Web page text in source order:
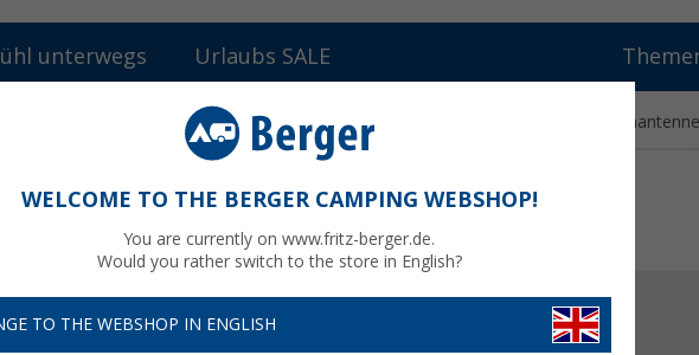
unterwegs Urlaubs SALE
Kathrein CAR 4G LTE WLAN Router Set mit Dual-SIM Funktion und Außenantenne
Set mit Dual-SIM Funktion und
UVP499,- €
199,- €
WELCOME TO THE BERGER CAMPING WEBSHOP!
You are currently on www.fritz-berger.de.
Would you rather switch to the store in English?
TO THE WEBSHOP IN ENGLISH